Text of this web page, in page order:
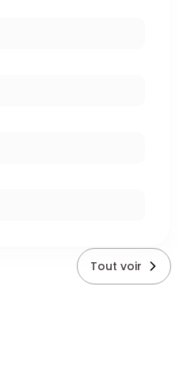
Tout voir